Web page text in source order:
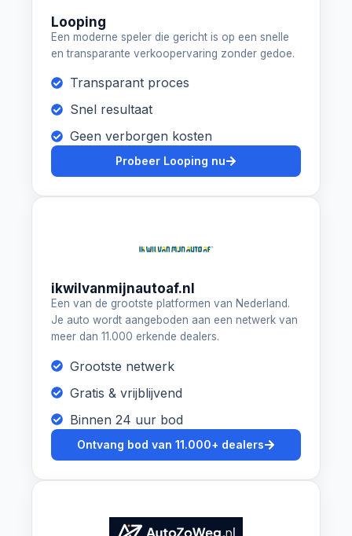
Looping
Een moderne speler die gericht is op een snelle
en transparante verkoopervaring zonder gedoe.
Transparant proces
Snel resultaat
Geen verborgen kosten
Probeer Looping nu
ikwilvanmijnautoaf.nl
Een van de grootste platformen van Nederland.
Je auto wordt aangeboden aan een netwerk van
meer dan 11.000 erkende dealers.
Grootste netwerk
Gratis & vrijblijvend
Binnen 24 uur bod
Ontvang bod van 11.000+ dealers